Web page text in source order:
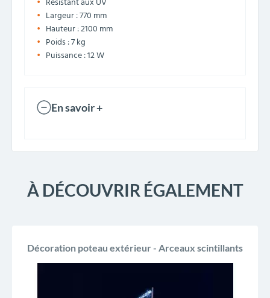
Largeur : 770 mm
Hauteur : 2100 mm
Poids : 7 kg
Puissance : 12 W
En savoir +
À DÉCOUVRIR ÉGALEMENT
Décoration poteau extérieur - Arceaux scintillants